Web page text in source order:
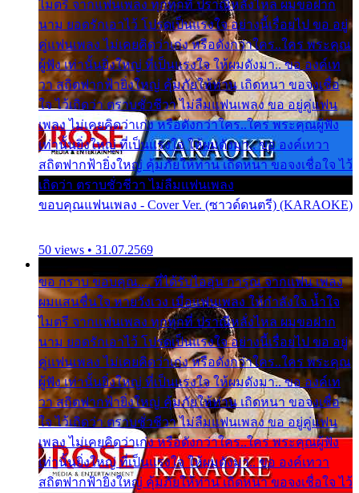
ไมตรี จากแฟนเพลง ทุกทุกที่ ปราณีหลั่งไหล ผมขอฝาก
นาม ยอดรักเอาไว้ โปรดเป็นแรงใจ อย่างนี้เรื่อยไป ขอ อยู่
คู่แฟนเพลง ไม่เคยคิดว่าเก่ง หรือดังกว่าใคร..ใคร พระคุณ
ผู้ฟัง เท่านั้นยิ่งใหญ่ ที่เป็นแรงใจ ให้ผมดังมา.. ขอ องค์เท
วา สถิตฟากฟ้ายิ่งใหญ่ คุ้มภัยให้ท่าน เถิดหนา ขอจงเชื่อ
ใจ ไว้เถิดว่า ตราบชั่วชีวา ไม่ลืมแฟนเพลง ขอ อยู่คู่แฟน
เพลง ไม่เคยคิดว่าเก่ง หรือดังกว่าใคร..ใคร พระคุณผู้ฟัง
เท่านั้นยิ่งใหญ่ ที่เป็นแรงใจ ให้ผมดังมา.. ขอ องค์เทวา
สถิตฟากฟ้ายิ่งใหญ่ คุ้มภัยให้ท่าน เถิดหนา ขอจงเชื่อใจ ไว้
เถิดว่า ตราบชั่วชีวา ไม่ลืมแฟนเพลง
ขอบคุณแฟนเพลง - Cover Ver. (ซาวด์ดนตรี) (KARAOKE)
50 views • 31.07.2569
ขอ กราบ ขอบคุณ.... ที่ได้รับไออุ่น การุณ จากแฟน เพลง
ผมแสนชื่นใจ หายวังเวง เมื่อแฟนเพลง ให้กำลังใจ น้ำใจ
ไมตรี จากแฟนเพลง ทุกทุกที่ ปราณีหลั่งไหล ผมขอฝาก
นาม ยอดรักเอาไว้ โปรดเป็นแรงใจ อย่างนี้เรื่อยไป ขอ อยู่
คู่แฟนเพลง ไม่เคยคิดว่าเก่ง หรือดังกว่าใคร..ใคร พระคุณ
ผู้ฟัง เท่านั้นยิ่งใหญ่ ที่เป็นแรงใจ ให้ผมดังมา.. ขอ องค์เท
วา สถิตฟากฟ้ายิ่งใหญ่ คุ้มภัยให้ท่าน เถิดหนา ขอจงเชื่อ
ใจ ไว้เถิดว่า ตราบชั่วชีวา ไม่ลืมแฟนเพลง ขอ อยู่คู่แฟน
เพลง ไม่เคยคิดว่าเก่ง หรือดังกว่าใคร..ใคร พระคุณผู้ฟัง
เท่านั้นยิ่งใหญ่ ที่เป็นแรงใจ ให้ผมดังมา.. ขอ องค์เทวา
สถิตฟากฟ้ายิ่งใหญ่ คุ้มภัยให้ท่าน เถิดหนา ขอจงเชื่อใจ ไว้